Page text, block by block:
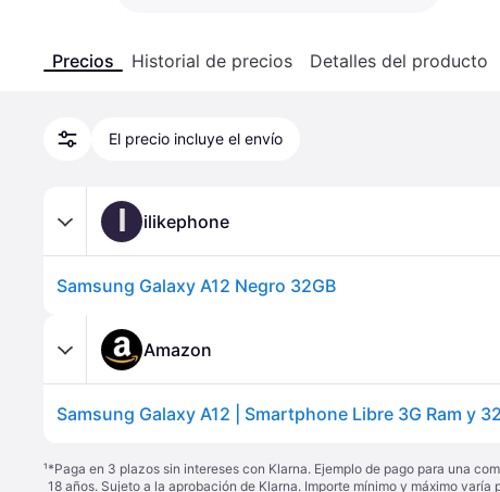
Precios Historial de precios Detalles del producto
El precio incluye el envío
I ilikephone
Samsung Galaxy A12 Negro 32GB
Amazon
¹*Paga en 3 plazos sin intereses con Klarna. Ejemplo de pago para una
18 años. Sujeto a la aprobación de Klarna. Importe mínimo y máximo